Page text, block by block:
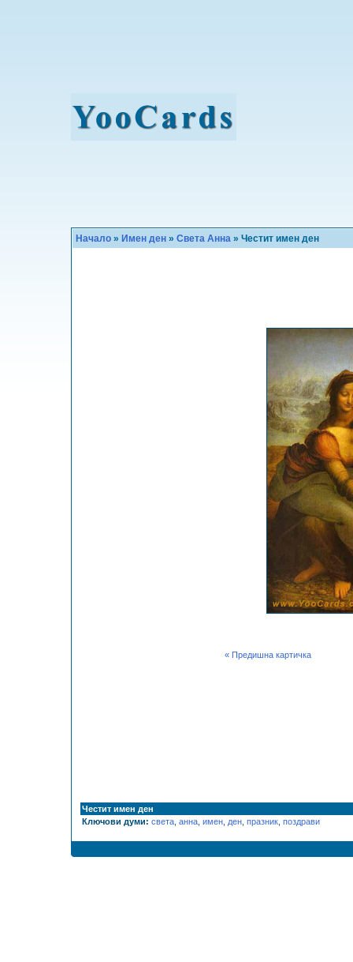
Начало » Имен ден » Света Анна » Честит имен ден
« Предишна картичка
Честит имен ден
Ключови думи: света анна имен ден празник поздрави